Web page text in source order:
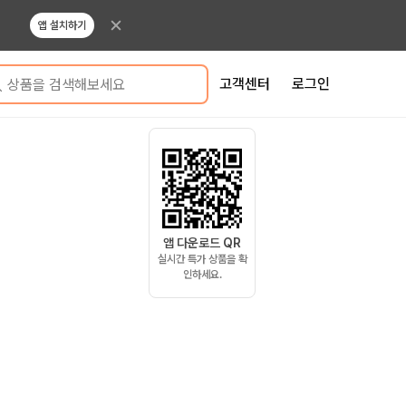
앱 설치하기
상품을 검색해보세요 고객센터 로그인
앱 다운로드 QR
실시간 특가 상품을 확
인하세요.